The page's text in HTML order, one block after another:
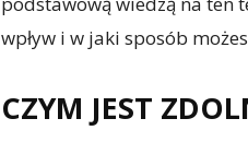
wpływ i w jaki sposób
CZYM JEST